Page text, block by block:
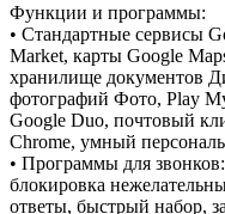
Функции и программы:
• Стандартные сервисы
Market, карты Google
хранилище документов
фотографий Фото, Play
Google Duo, почтовый
Chrome, умный
• Программы для
блокировка
ответы, быстрый набор,